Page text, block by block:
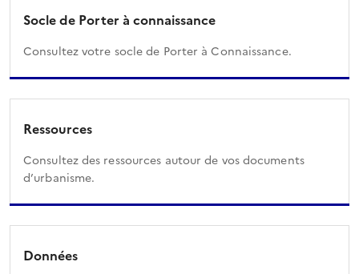
Socle de Porter à connaissance
Consultez votre socle de Porter à Connaissance.
Ressources
Consultez des ressources autour de vos documents
d’urbanisme.
Données